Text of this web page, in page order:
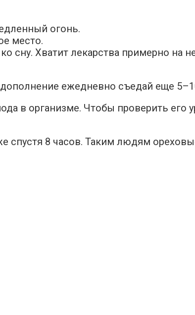
огонь.
место.
сну. Хватит лекарства примерно на
ежедневно съедай еще
в организме. Чтобы проверить его
спустя 8 часов. Таким людям